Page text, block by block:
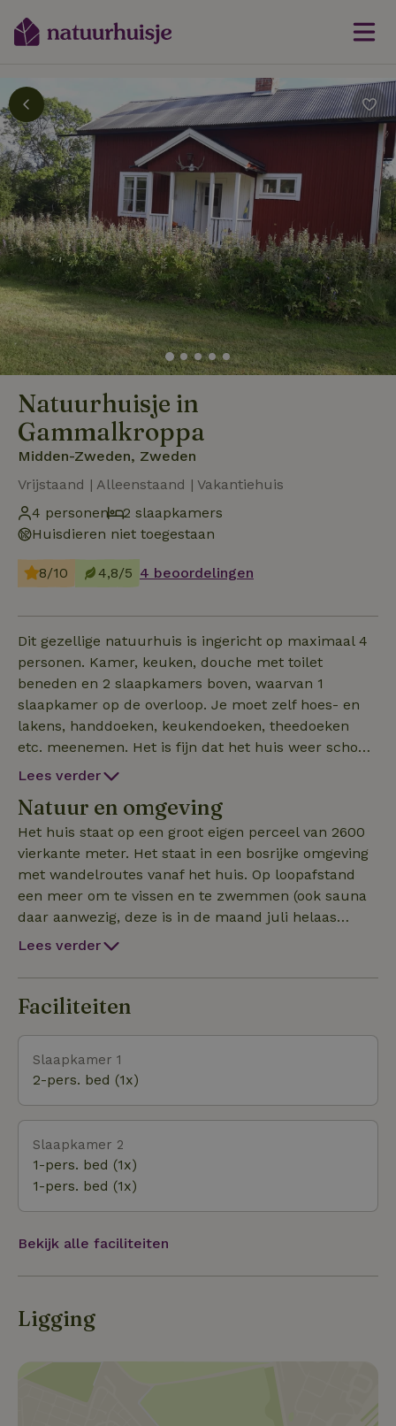
Natuurhuisje in
Gammalkroppa
Midden-Zweden, Zweden
Vrijstaand | Alleenstaand | Vakantiehuis
4 personen
2 slaapkamers
Huisdieren niet toegestaan
8/10 4,8/5 4 beoordelingen
Dit gezellige natuurhuis is ingericht op maximaal 4
personen. Kamer, keuken, douche met toilet
beneden en 2 slaapkamers boven, waarvan 1
slaapkamer op de overloop. Je moet zelf hoes- en
lakens, handdoeken, keukendoeken, theedoeken
etc. meenemen. Het is fijn dat het huis weer schoon
opgeleverd wordt. Heerlijk ruimte en rust rondom
hand wandelen op je eigen terrein, ook een
wandelpaadje door het bosje. Zo mooi om de dag zo
te beginnen. In de avond komen regelmatig hertjes
in de tuin wat grazen, ook kraanvogels komen vaak
langs. Het is een huis om echt tot rust te komen, er
is geen Wifi, dat is even wennen, maar daarna
heerlijk!!! Ontspannen, rust en één met de natuur.
Lees verder
Natuur en omgeving
Het huis staat op een groot eigen perceel van 2600
vierkante meter. Het staat in een bosrijke omgeving
met wandelroutes vanaf het huis. Op loopafstand
een meer om te vissen en te zwemmen (ook sauna
daar aanwezig, deze is in de maand juli helaas
gesloten). Mooie zwemgelegenheid bij Nykroppa. Op
boodschappen, restaurants en winkels. Kortom
Lees verder
Faciliteiten
Slaapkamer 1
2-pers. bed (1x)
Slaapkamer 2
1-pers. bed (1x)
1-pers. bed (1x)
Bekijk alle faciliteiten
Ligging